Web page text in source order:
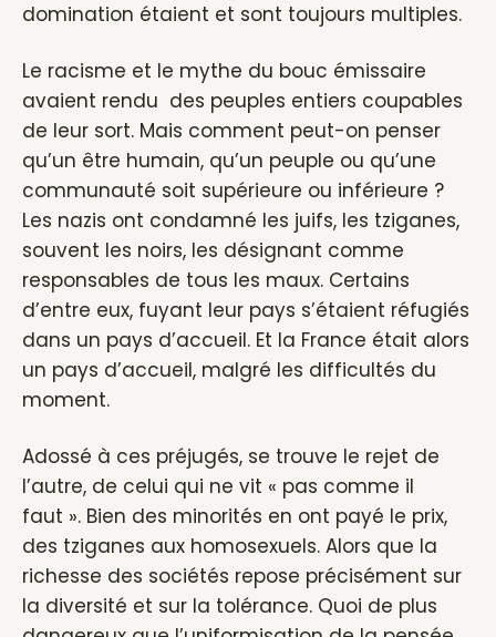
domination étaient et sont toujours multiples.
Le racisme et le mythe du bouc émissaire
avaient rendu des peuples entiers coupables
de leur sort. Mais comment peut-on penser
qu’un être humain, qu’un peuple ou qu’une
communauté soit supérieure ou inférieure ?
Les nazis ont condamné les juifs, les tziganes,
souvent les noirs, les désignant comme
responsables de tous les maux. Certains
d’entre eux, fuyant leur pays s’étaient réfugiés
dans un pays d’accueil. Et la France était alors
un pays d’accueil, malgré les difficultés du
moment.
Adossé à ces préjugés, se trouve le rejet de
l’autre, de celui qui ne vit « pas comme il
faut ». Bien des minorités en ont payé le prix,
des tziganes aux homosexuels. Alors que la
richesse des sociétés repose précisément sur
la diversité et sur la tolérance. Quoi de plus